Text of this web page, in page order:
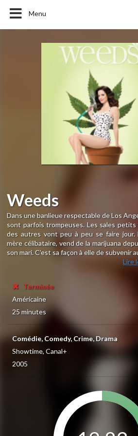
Menu
Weeds
Dans une banlieue respectable de Los
sont parfois trompeuses. Les sales
des autres vont peu à peu se faire jour.
mère célibataire, vend de la marijuana
son mari. C'est sa façon à elle de subvenir
Lire
Terminée
Américaine
25 minutes
Comédie, Comedy, Crime, Drama
Showtime, Canal+
2005